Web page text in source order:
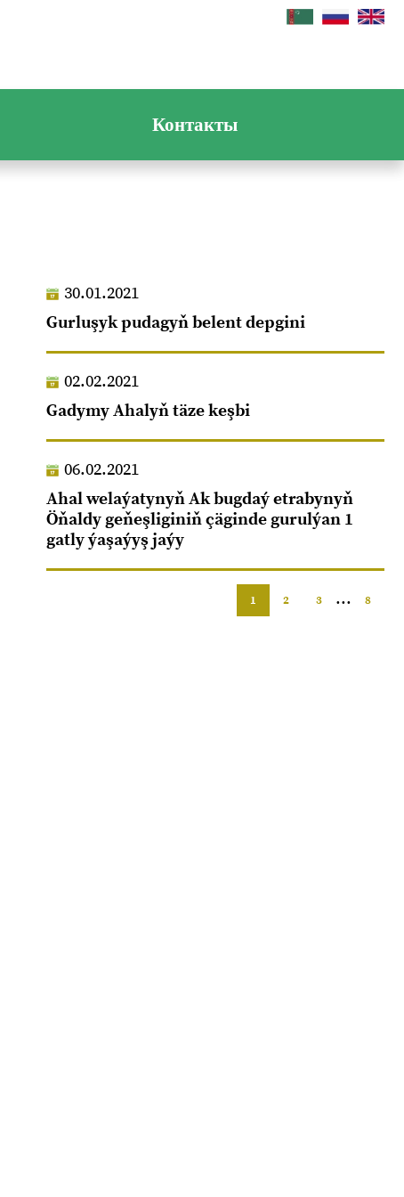
Контакты
30.01.2021
Gurluşyk pudagyň belent depgini
02.02.2021
Gadymy Ahalyň täze keşbi
06.02.2021
Ahal welaýatynyň Ak bugdaý etrabynyň
Öňaldy geňeşliginiň çäginde gurulýan 1
gatly ýaşaýyş jaýy
1 2 3 ... 8